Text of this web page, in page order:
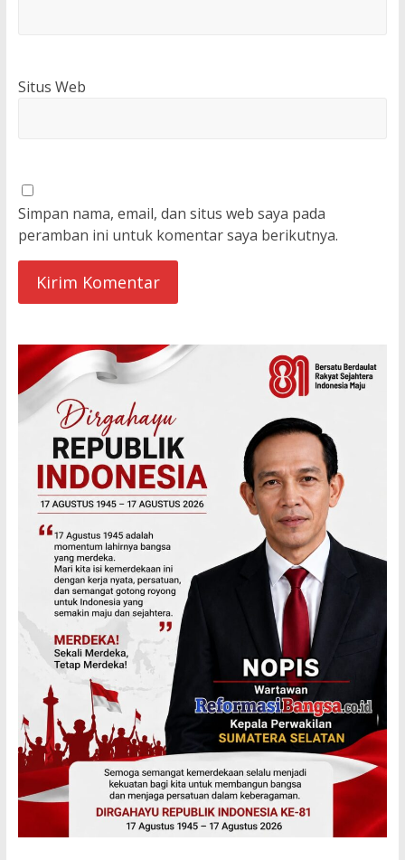
Situs Web
Simpan nama, email, dan situs web saya pada
peramban ini untuk komentar saya berikutnya.